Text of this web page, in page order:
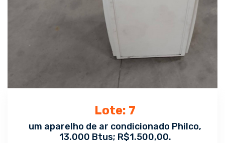
Lote: 7
um aparelho de ar condicionado Philco,
13.000 Btus; R$1.500,00.